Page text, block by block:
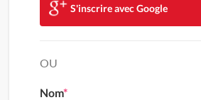
S'inscrire avec Google
OU
Nom*